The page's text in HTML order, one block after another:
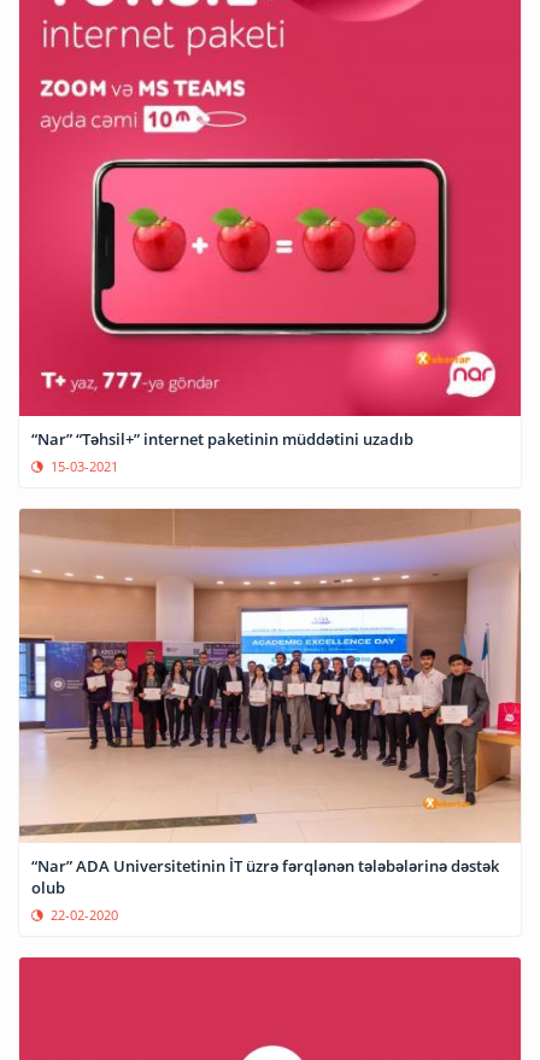
“Nar” “Təhsil+” internet paketinin müddətini uzadıb
15-03-2021
“Nar” ADA Universitetinin İT üzrə fərqlənən tələbələrinə dəstək
olub
22-02-2020